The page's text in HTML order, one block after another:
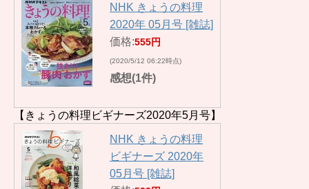
NHK きょうの料理
2020年 05月号 [雑誌]
価格:555円
(2020/5/12 06:22時点)
感想(1件)
【きょうの料理ビギナーズ2020年5月号】
NHK きょうの料理
ビギナーズ 2020年
05月号 [雑誌]